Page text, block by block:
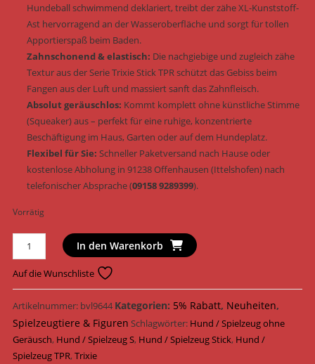
Hundeball schwimmend deklariert, treibt der zähe XL-Kunststoff-
Ast hervorragend an der Wasseroberfläche und sorgt für tollen
Apportierspaß beim Baden.
Zahnschonend & elastisch: Die nachgiebige und zugleich zähe
Textur aus der Serie Trixie Stick TPR schützt das Gebiss beim
Fangen aus der Luft und massiert sanft das Zahnfleisch.
Absolut geräuschlos: Kommt komplett ohne künstliche Stimme
(Squeaker) aus – perfekt für eine ruhige, konzentrierte
Beschäftigung im Haus, Garten oder auf dem Hundeplatz.
Flexibel für Sie: Schneller Paketversand nach Hause oder
kostenlose Abholung in 91238 Offenhausen (Ittelshofen) nach
telefonischer Absprache (09158 9289399).
Vorrätig
Trixie
Hundespielzeug
Super
Strong
Stick
TPR
extrem
robust
In den Warenkorb
Auf die Wunschliste
Artikelnummer: bvl9644 Kategorien: 5% Rabatt, Neuheiten,
Spielzeugtiere & Figuren Schlagwörter: Hund / Spielzeug ohne
Geräusch, Hund / Spielzeug S, Hund / Spielzeug Stick, Hund /
Spielzeug TPR,Trixie